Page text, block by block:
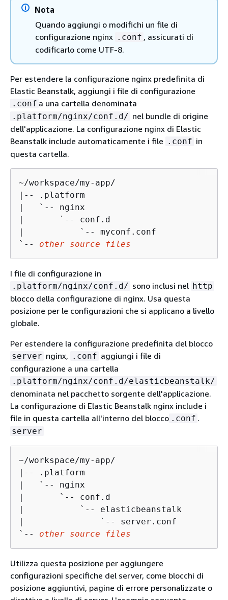
Nota
Quando aggiungi o modifichi un file di
configurazione nginx .conf , assicurati di
codificarlo come UTF-8.
Per estendere la configurazione nginx predefinita di
Elastic Beanstalk, aggiungi i file di configurazione
.conf a una cartella denominata
.platform/nginx/conf.d/ nel bundle di origine
dell'applicazione. La configurazione nginx di Elastic
Beanstalk include automaticamente i file .conf in
questa cartella.
~/workspace/my-app/
|-- .platform
|   `-- nginx
|       `-- conf.d
|           `-- myconf.conf
`-- other source files
I file di configurazione in
.platform/nginx/conf.d/ sono inclusi nel http
blocco della configurazione di nginx. Usa questa
posizione per le configurazioni che si applicano a livello
globale.
Per estendere la configurazione predefinita del blocco
server nginx, .conf aggiungi i file di
configurazione a una cartella
.platform/nginx/conf.d/elasticbeanstalk/
denominata nel pacchetto sorgente dell'applicazione.
La configurazione di Elastic Beanstalk nginx include i
file in questa cartella all'interno del blocco .conf .
server
~/workspace/my-app/
|-- .platform
|   `-- nginx
|       `-- conf.d
|           `-- elasticbeanstalk
|               `-- server.conf
`-- other source files
Utilizza questa posizione per aggiungere
configurazioni specifiche del server, come blocchi di
posizione aggiuntivi, pagine di errore personalizzate o